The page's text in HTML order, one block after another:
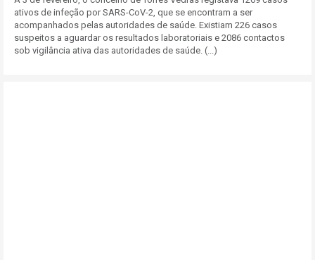
ativos de infeção por SARS-CoV-2, que se encontram a ser
acompanhados pelas autoridades de saúde. Existiam 226 casos
suspeitos a aguardar os resultados laboratoriais e 2086 contactos
sob vigilância ativa das autoridades de saúde. (...)